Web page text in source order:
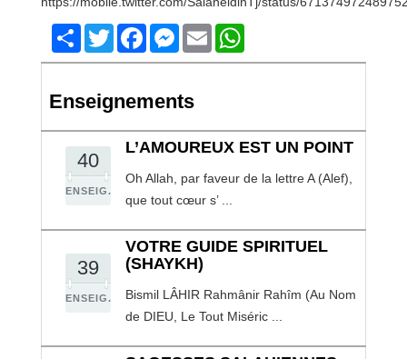
Share TwitterFacebookMessenger
Email
Enseignements
40
ENSEIG.
L’AMOUREUX EST UN POINT
Oh Allah, par faveur de la lettre A (Alef),
que tout cœur s’ ...
39
ENSEIG.
VOTRE GUIDE SPIRITUEL
(SHAYKH)
Bismil LÂHIR Rahmânir Rahîm (Au Nom
de DIEU, Le Tout Miséric ...